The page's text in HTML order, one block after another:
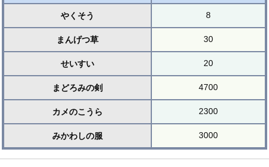
やくそう 8
まんげつ草 30
せいすい 20
まどろみの剣 4700
カメのこうら 2300
みかわしの服 3000